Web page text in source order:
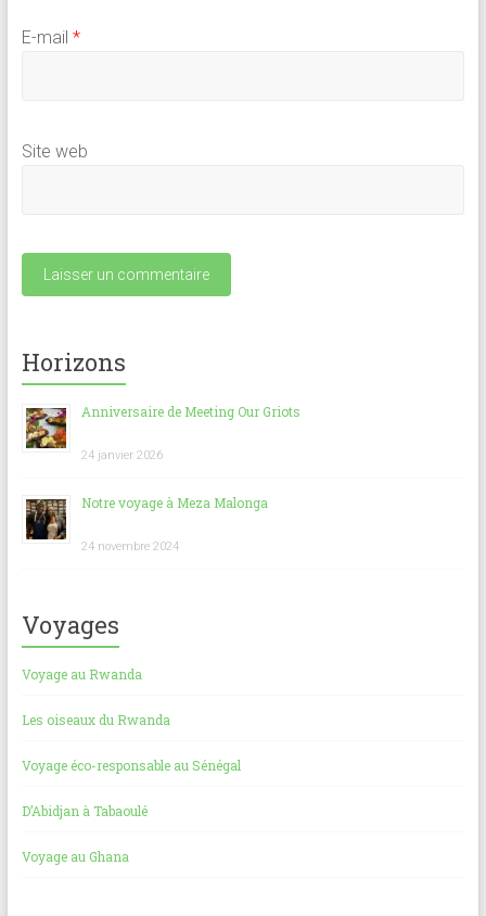
E-mail *
Site web
Horizons
Anniversaire de Meeting Our Griots
24 janvier 2026
Notre voyage à Meza Malonga
24 novembre 2024
Voyages
Voyage au Rwanda
Les oiseaux du Rwanda
Voyage éco-responsable au Sénégal
D’Abidjan à Tabaoulé
Voyage au Ghana